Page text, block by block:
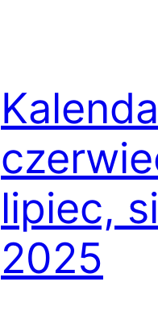
lipiec,
2025